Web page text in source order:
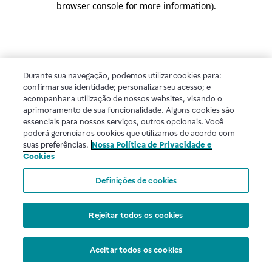
browser console for more information).
Durante sua navegação, podemos utilizar cookies para:
confirmar sua identidade; personalizar seu acesso; e
acompanhar a utilização de nossos websites, visando o
aprimoramento de sua funcionalidade. Alguns cookies são
essenciais para nossos serviços, outros opcionais. Você
poderá gerenciar os cookies que utilizamos de acordo com
suas preferências. Nossa Política de Privacidade e
Cookies
Definições de cookies
Rejeitar todos os cookies
Aceitar todos os cookies